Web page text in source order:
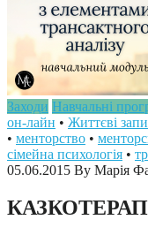
Заходи Навчальні
он-лайн • Життєві
• менторство •
сімейна психологія •
05.06.2015 By Марія